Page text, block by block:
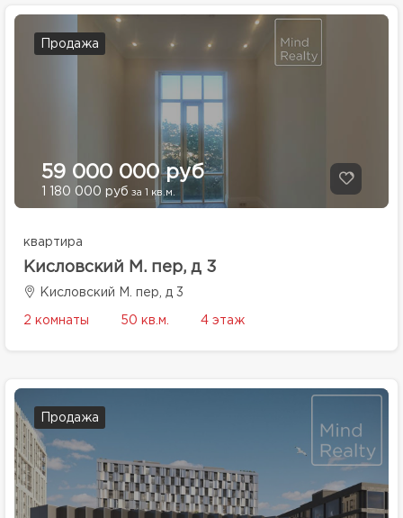
Продажа
59 000 000 руб
1 180 000 руб за 1 кв.м.
квартира
Кисловский М. пер, д 3
Кисловский М. пер, д 3
2 комнаты 50 кв.м. 4 этаж
Продажа